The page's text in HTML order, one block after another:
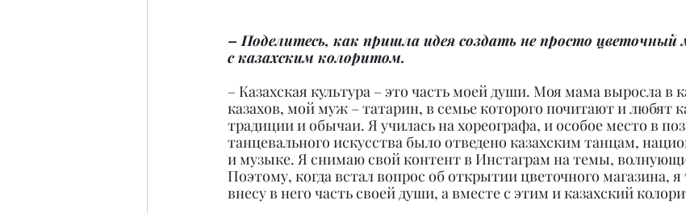
– Поделитесь, как пришла идея создать не просто цветочный
с казахским колоритом.
– Казахская культура – это часть моей души. Моя мама выросла в
казахов, мой муж – татарин, в семье которого почитают и любят
традиции и обычаи. Я училась на хореографа, и особое место в
танцевального искусства было отведено казахским танцам,
и музыке. Я снимаю свой контент в Инстаграм на темы,
Поэтому, когда встал вопрос об открытии цветочного магазина, я
внесу в него часть своей души, а вместе с этим и казахский